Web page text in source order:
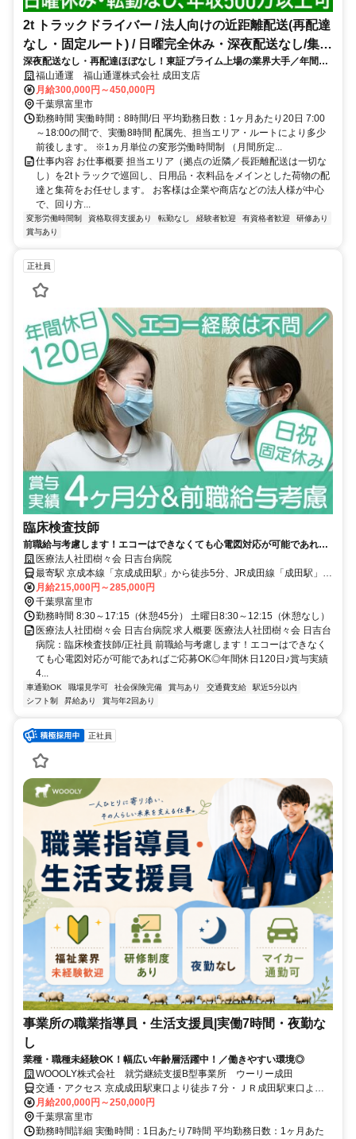
2t トラックドライバー / 法人向けの近距離配送(再配達
なし・固定ルート) / 日曜完全休み・深夜配送なし/集配
ﾄﾞﾗｲﾊﾞｰ2t(正社員)
深夜配送なし・再配達ほぼなし！東証プライム上場の業界大手／年間休
日110日
福山通運 福山通運株式会社 成田支店
月給300,000円～450,000円
千葉県富里市
勤務時間 実働時間：8時間/日 平均勤務日数：1ヶ月あたり20日 7:00
～18:00の間で、実働8時間 配属先、担当エリア・ルートにより多少
前後します。 ※1ヵ月単位の変形労働時間制 （月間所定...
仕事内容 お仕事概要 担当エリア（拠点の近隣／長距離配送は一切な
し）を2tトラックで巡回し、日用品・衣料品をメインとした荷物の配
達と集荷をお任せします。 お客様は企業や商店などの法人様が中心
で、回り方...
変形労働時間制 資格取得支援あり 転勤なし 経験者歓迎 有資格者歓迎
研修あり
賞与あり
正社員
臨床検査技師
前職給与考慮します！エコーはできなくても心電図対応が可能であれば
ご応募OK◎年間休日120日♪賞与実績4ヶ月＆皆勤手当あり◇駅徒歩5分
☆【富里市、病院/病棟、京成成田駅、臨床検査技師、正職員】
医療法人社団樹々会 日吉台病院
最寄駅 京成本線「京成成田駅」から徒歩5分、JR成田線「成田駅」か
ら徒歩10分
月給215,000円～285,000円
千葉県富里市
勤務時間 8:30～17:15（休憩45分） 土曜日8:30～12:15（休憩なし）
医療法人社団樹々会 日吉台病院 求人概要 医療法人社団樹々会 日吉台
病院：臨床検査技師/正社員 前職給与考慮します！エコーはできなく
ても心電図対応が可能であればご応募OK◎年間休日120日♪賞与実績
4...
車通勤OK 職場見学可 社会保険完備 賞与あり 交通費支給
駅近5分以内
シフト制
昇給あり 賞与年2回あり
正社員
事業所の職業指導員・生活支援員|実働7時間・夜勤な
し
業種・職種未経験OK！幅広い年齢層活躍中！／働きやすい環境◎
WOOOLY株式会社 就労継続支援B型事業所 ウーリー成田
交通・アクセス 京成成田駅東口より徒歩７分・ＪＲ成田駅東口より
徒歩１０分
月給200,000円～250,000円
千葉県富里市
勤務時間詳細 実働時間：1日あたり7時間 平均勤務日数：1ヶ月あた